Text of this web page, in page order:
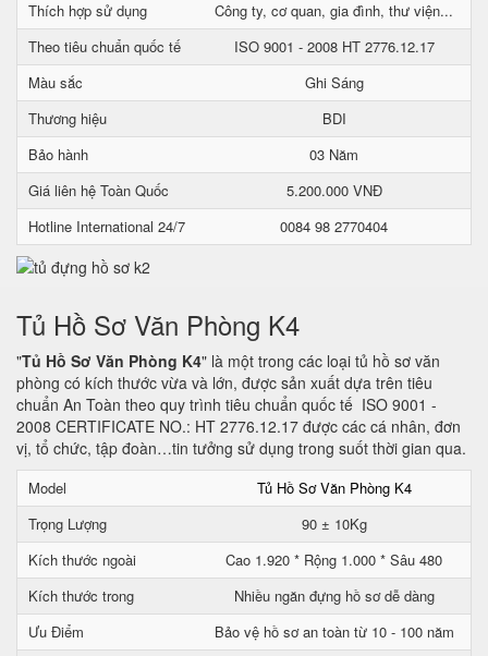
Thích hợp sử dụng
Công ty, cơ quan, gia đình, thư viện...
Theo tiêu chuẩn quốc tế
ISO 9001 - 2008 HT 2776.12.17
Màu sắc
Ghi Sáng
Thương hiệu
BDI
Bảo hành
03 Năm
Giá liên hệ Toàn Quốc
5.200.000 VNĐ
Hotline International 24/7
0084 98 2770404
Tủ Hồ Sơ Văn Phòng K4
"Tủ Hồ Sơ Văn Phòng K4" là một trong các loại tủ hồ sơ văn
phòng có kích thước vừa và lớn, được sản xuất dựa trên tiêu
chuẩn An Toàn theo quy trình tiêu chuẩn quốc tế ISO 9001 -
2008 CERTIFICATE NO.: HT 2776.12.17 được các cá nhân, đơn
vị, tổ chức, tập đoàn…tin tưởng sử dụng trong suốt thời gian qua.
Model
Tủ Hồ Sơ Văn Phòng K4
Trọng Lượng
90 ± 10Kg
Kích thước ngoài
Cao 1.920 * Rộng 1.000 * Sâu 480
Kích thước trong
Nhiều ngăn đựng hồ sơ dễ dàng
Ưu Điểm
Bảo vệ hồ sơ an toàn từ 10 - 100 năm